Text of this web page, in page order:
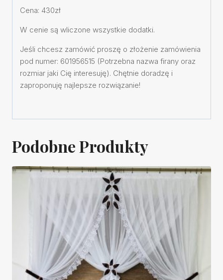
Cena: 430zł
W cenie są wliczone wszystkie dodatki.
Jeśli chcesz zamówić proszę o złożenie zamówienia
pod numer: 601956515 (Potrzebna nazwa firany oraz
rozmiar jaki Cię interesuję). Chętnie doradzę i
zaproponuję najlepsze rozwiązanie!
Podobne Produkty